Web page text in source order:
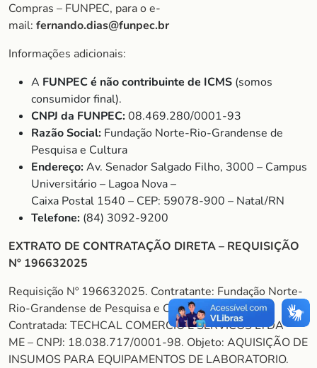
Compras – FUNPEC, para o e-
mail: fernando.dias@funpec.br
Informações adicionais:
A FUNPEC é não contribuinte de ICMS (somos
consumidor final).
CNPJ da FUNPEC:08.469.280/0001-93
Razão Social: Fundação Norte-Rio-Grandense de
Pesquisa e Cultura
Endereço:Av. Senador Salgado Filho, 3000 – Campus
Universitário – Lagoa Nova –
Caixa Postal 1540 – CEP: 59078-900 – Natal/RN
Telefone: (84) 3092-9200
EXTRATO DE CONTRATAÇÃO DIRETA – REQUISIÇÃO
Nº 196632025
Requisição Nº 196632025. Contratante: Fundação Norte-
Rio-Grandense de Pesquisa e Cultura – FUNPEC.
Contratada: TECHCAL COMERCIO E SERVICOS LTDA –
ME – CNPJ: 18.038.717/0001-98. Objeto: AQUISIÇÃO DE
INSUMOS PARA EQUIPAMENTOS DE LABORATORIO.